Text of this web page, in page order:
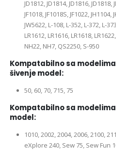
JD1812, JD1814, JD1816, JD1818,
JF1018, JF1018S, JF1022, JH1104,
JW5622, L-108, L-352, L-372, L-
LR1612, LR1616, LR1618,
NH22, NH7, QS2250, S-950
Kompatabilno sa modelima
šivenje model:
50, 60, 70, 715, 75
Kompatabilno sa modelima
model:
1010, 2002, 2004, 2006, 2100,
eXplore 240, Sew 75, Sew Fun